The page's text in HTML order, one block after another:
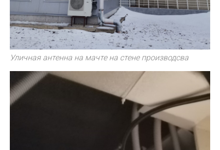
Уличная антенна на мачте на стене производсва